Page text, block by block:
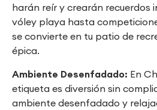
harán reír y crearán recuerdos
vóley playa hasta
se convierte en tu patio de
épica.
Ambiente Desenfadado: En
etiqueta es diversión sin
ambiente desenfadado y